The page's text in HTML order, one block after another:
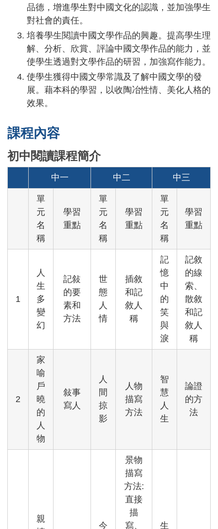
品德，增進學生對中國文化的認識，並加強學生
對社會的責任。
培養學生閱讀中國文學作品的興趣。提高學生理
解、分析、欣賞、評論中國文學作品的能力，並
使學生透過對文學作品的研習，加強寫作能力。
使學生獲得中國文學常識及了解中國文學的發
展。藉本科的學習，以收陶冶性情、美化人格的
效果。
課程內容
初中閱讀課程簡介
中一 中二 中三
單
元
名
稱
學習
重點
單
元
名
稱
學習
重點
單
元
名
稱
學習
重點
1
人
生
多
變
幻
記敍
的要
素和
方法
世
態
人
情
插敘
和記
敘人
稱
記
憶
中
的
笑
與
淚
記敘
的線
索、
散敘
和記
敘人
稱
2
家
喻
戶
曉
的
人
物
敍事
寫人
人
間
掠
影
人物
描寫
方法
智
慧
人
生
論證
的方
法
親
今
景物
描寫
方法:
直接
描
寫、
生